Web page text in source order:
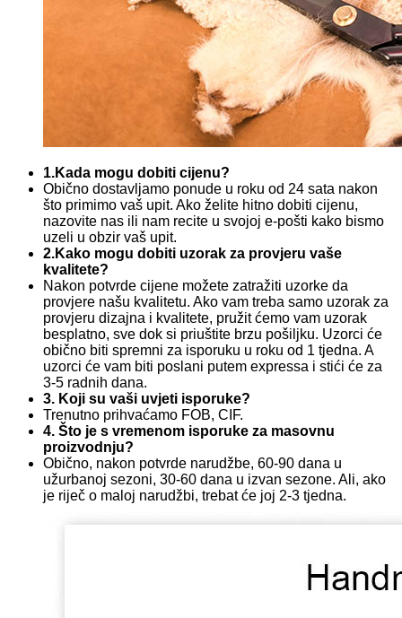
1.Kada mogu dobiti cijenu?
Obično dostavljamo ponude u roku od 24 sata nakon
što primimo vaš upit. Ako želite hitno dobiti cijenu,
nazovite nas ili nam recite u svojoj e-pošti kako bismo
uzeli u obzir vaš upit.
2.Kako mogu dobiti uzorak za provjeru vaše
kvalitete?
Nakon potvrde cijene možete zatražiti uzorke da
provjere našu kvalitetu. Ako vam treba samo uzorak za
provjeru dizajna i kvalitete, pružit ćemo vam uzorak
besplatno, sve dok si priuštite brzu pošiljku. Uzorci će
obično biti spremni za isporuku u roku od 1 tjedna. A
uzorci će vam biti poslani putem expressa i stići će za
3-5 radnih dana.
3. Koji su vaši uvjeti isporuke?
Trenutno prihvaćamo FOB, CIF.
4. Što je s vremenom isporuke za masovnu
proizvodnju?
Obično, nakon potvrde narudžbe, 60-90 dana u
užurbanoj sezoni, 30-60 dana u izvan sezone. Ali, ako
je riječ o maloj narudžbi, trebat će joj 2-3 tjedna.